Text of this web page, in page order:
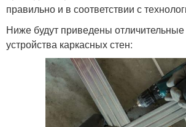
правильно и в соответствии с
Ниже будут приведены отличительные
устройства каркасных стен: